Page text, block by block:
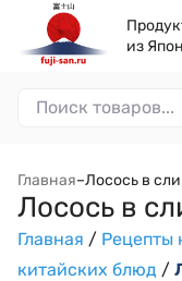
из
Главная–Лосось в
Лосось в
Главная / Рецепты
китайских блюд /